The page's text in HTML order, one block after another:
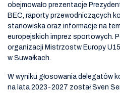
obejmowało prezentacje
BEC, raporty przewodniczących
stanowiska oraz informacje na
europejskich imprez sportowych.
organizacji Mistrzostw Europy
w Suwałkach.
W wyniku głosowania delegatów
na lata 2023-2027 został Sven